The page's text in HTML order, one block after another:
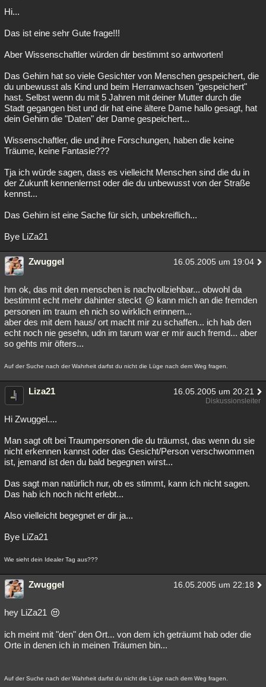
Hi...
Das ist eine sehr Gute frage!!!
Aber Wissenschaftler würden dir bestimmt so antworten!
Das Gehirn hat so viele Gesichter von Menschen gespeichert, die
du unbewusst als Kind und beim Herranwachsen "gespeichert"
hast. Selbst wenn du mit 5 Jahren mit deiner Mutter durch die
Stadt gegangen bist und dir hat eine ältere Dame hallo gesagt, hat
dein Gehirn die "Daten" der Dame gespeichert...
Wissenschaftler, die und ihre Forschungen, haben die keine
Träume, keine Fantasie???
Tja ich würde sagen, dass es vielleicht Menschen sind die du in
der Zukunft kennenlernst oder die du unbewusst von der Straße
kennst...
Das Gehirn ist eine Sache für sich, unbekreiflich...
Bye LiZa21
Zwuggel 16.05.2005 um 19:04
hm ok, das mit den menschen is nachvollziehbar... obwohl da
bestimmt echt mehr dahinter steckt
kann mich an die fremden
personen im traum eh nich so wirklich erinnern...
aber des mit dem haus/ ort macht mir zu schaffen... ich hab den
echt noch nie gesehn, udn im tarum war er mir auch fremd... aber
so gehts mir öfters...
Auf der Suche nach der Wahrheit darfst du nicht die Lüge nach dem Weg fragen.
Liza21 16.05.2005 um 20:21
Diskussionsleiter
Hi Zwuggel....
Man sagt oft bei Traumpersonen die du träumst, das wenn du sie
nicht erkennen kannst oder das Gesicht/Person verschwommen
ist, jemand ist den du bald begegnen wirst...
Das sagt man natürlich nur, ob es stimmt, kann ich nicht sagen.
Das hab ich noch nicht erlebt...
Also vielleicht begegnet er dir ja...
Bye LiZa21
Wie sieht dein Idealer Tag aus???
Zwuggel 16.05.2005 um 22:18
hey LiZa21
ich meint mit "den" den Ort... von dem ich geträumt hab oder die
Orte in denen ich in meinen Träumen bin...
Auf der Suche nach der Wahrheit darfst du nicht die Lüge nach dem Weg fragen.